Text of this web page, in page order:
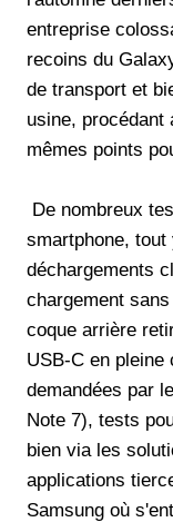
entreprise
recoins du
de transport et
usine, procédant
mêmes points
De nombreux
smartphone,
déchargements
chargement
coque arrière
USB-C en
demandées par
Note 7), tests
bien via les
applications
Samsung où